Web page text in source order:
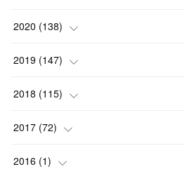
( 12)
(23)
( 17)
(21)
( 15)
( 14)
(20)
( 22)
( 11)
(15
(13)
(13)
( 9)
(19
(15
2020 (138)
(9)
( 14)
(19
(18
2019 (147)
( 14)
(17
(22
2018 (115)
(8)
(17)
2017 (72)
(16)
2016 (1)